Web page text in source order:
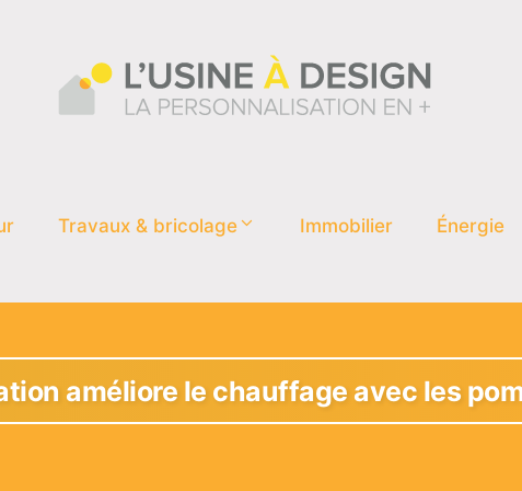
Travaux & bricolage Immobilier Énergie
améliore le chauffage avec les